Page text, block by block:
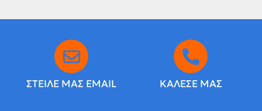
ΣΤΕΙΛΕ ΜΑΣ EMAIL ΚΑΛΕΣΕ ΜΑΣ